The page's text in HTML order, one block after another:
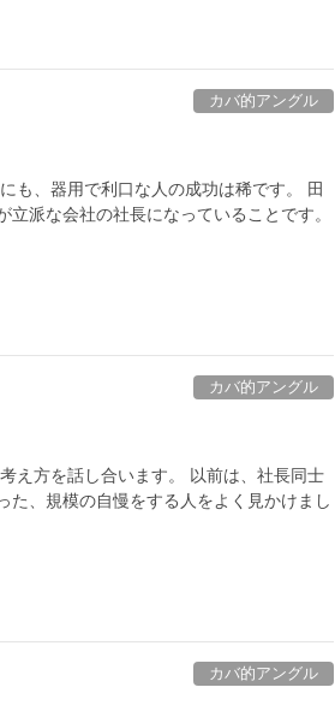
カバ的アングル
も、器用で利口な人の成功は稀です。 田
派な会社の社長になっていることです。
カバ的アングル
え方を話し合います。 以前は、社長同士
、規模の自慢をする人をよく見かけまし
カバ的アングル